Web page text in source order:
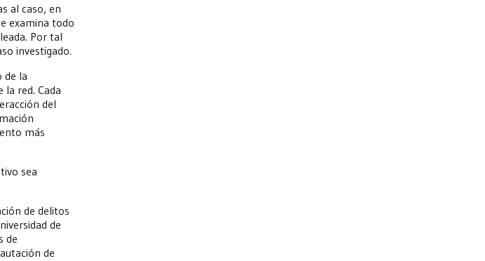
al caso, en
examina todo
Por tal
investigado.
de la
red. Cada
del
más
sea
de delitos
de
de
de